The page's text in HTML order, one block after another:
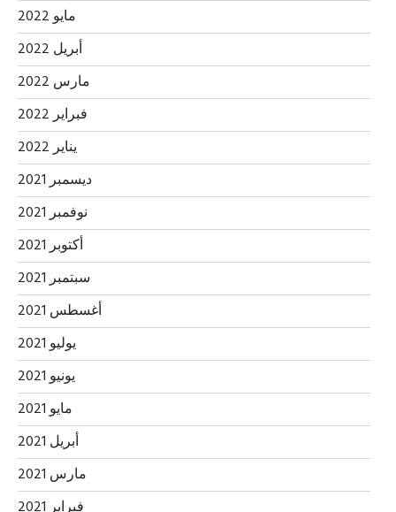
مايو 2022
أبريل 2022
مارس 2022
فبراير 2022
يناير 2022
ديسمبر 2021
نوفمبر 2021
أكتوبر 2021
سبتمبر 2021
أغسطس 2021
يوليو 2021
يونيو 2021
مايو 2021
أبريل 2021
مارس 2021